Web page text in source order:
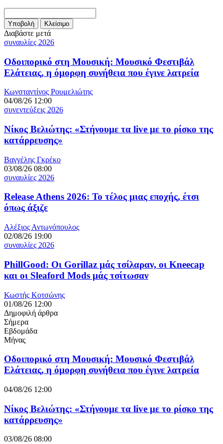
Διαβάστε μετά
συναυλίες 2026
Οδοιπορικό στη Μουσική: Μουσικό Φεστιβάλ
Ελάτειας, η όμορφη συνήθεια που έγινε λατρεία
Κωνσταντίνος Ρουμελιώτης
04/08/26 12:00
συνεντεύξεις 2026
Νίκος Βελιώτης: «Στήνουμε τα live με το ρίσκο της
κατάρρευσης»
Βαγγέλης Γκρέκο
03/08/26 08:00
συναυλίες 2026
Release Athens 2026: Το τέλος μιας εποχής, έτσι
όπως άξιζε
Αλέξιος Αντωνόπουλος
02/08/26 19:00
συναυλίες 2026
PhillGood: Οι Gorillaz μάς τσίλαραν, οι Kneecap
και οι Sleaford Mods μάς τσίτωσαν
Κωστής Κοτσώνης
01/08/26 12:00
Δημοφιλή άρθρα
Σήμερα
Εβδομάδα
Μήνας
Οδοιπορικό στη Μουσική: Μουσικό Φεστιβάλ
Ελάτειας, η όμορφη συνήθεια που έγινε λατρεία
04/08/26 12:00
Νίκος Βελιώτης: «Στήνουμε τα live με το ρίσκο της
κατάρρευσης»
03/08/26 08:00